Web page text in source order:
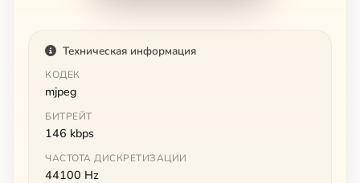
Техническая информация
КОДЕК
mjpeg
БИТРЕЙТ
146 kbps
ЧАСТОТА ДИСКРЕТИЗАЦИИ
44100 Hz